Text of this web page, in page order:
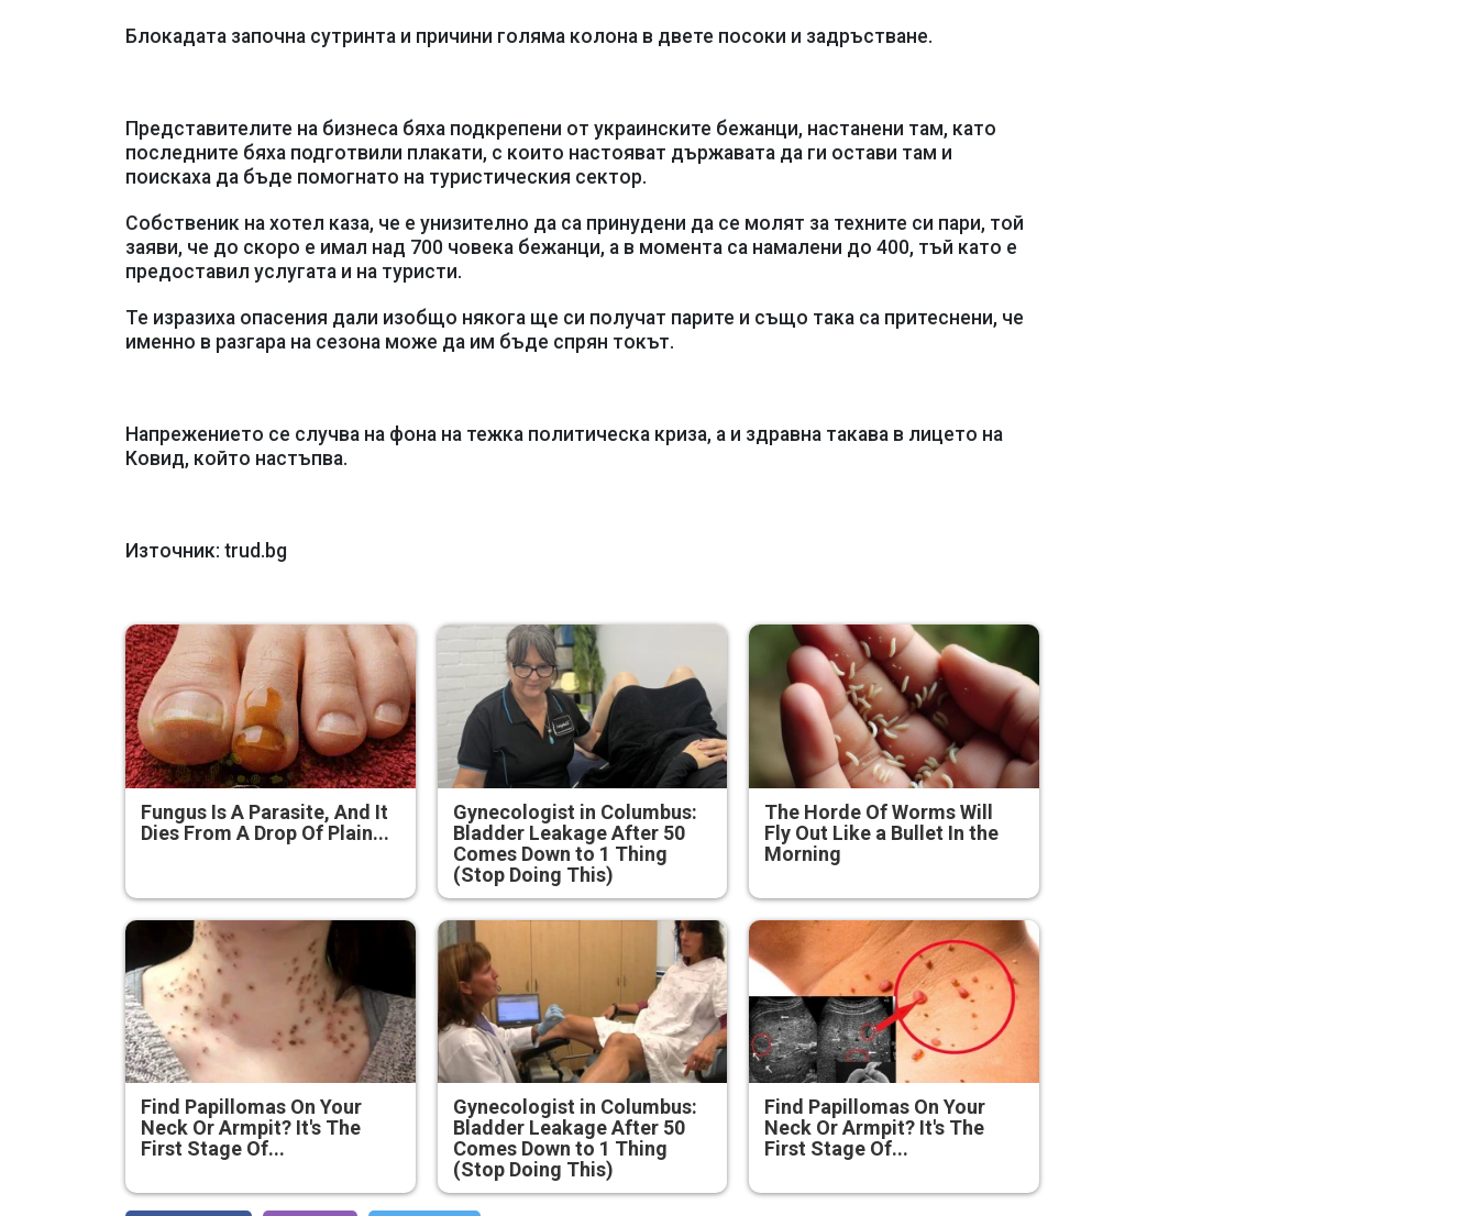
Блокадата започна сутринта и причини голяма колона в двете посоки и задръстване.
Представителите на бизнеса бяха подкрепени от украинските бежанци, настанени там, като
последните бяха подготвили плакати, с които настояват държавата да ги остави там и
поискаха да бъде помогнато на туристическия сектор.
Собственик на хотел каза, че е унизително да са принудени да се молят за техните си пари, той
заяви, че до скоро е имал над 700 човека бежанци, а в момента са намалени до 400, тъй като е
предоставил услугата и на туристи.
Те изразиха опасения дали изобщо някога ще си получат парите и също така са притеснени, че
именно в разгара на сезона може да им бъде спрян токът.
Напрежението се случва на фона на тежка политическа криза, а и здравна такава в лицето на
Ковид, който настъпва.
Източник: trud.bg
Fungus Is A Parasite, And It
Dies From A Drop Of Plain...
Gynecologist in Columbus:
Bladder Leakage After 50
Comes Down to 1 Thing
(Stop Doing This)
The Horde Of Worms Will
Fly Out Like a Bullet In the
Morning
Find Papillomas On Your
Neck Or Armpit? It's The
First Stage Of...
Gynecologist in Columbus:
Bladder Leakage After 50
Comes Down to 1 Thing
(Stop Doing This)
Find Papillomas On Your
Neck Or Armpit? It's The
First Stage Of...